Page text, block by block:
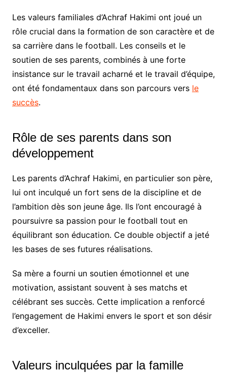
Les valeurs familiales d’Achraf Hakimi ont joué un
rôle crucial dans la formation de son caractère et de
sa carrière dans le football. Les conseils et le
soutien de ses parents, combinés à une forte
insistance sur le travail acharné et le travail d’équipe,
ont été fondamentaux dans son parcours vers le
succès.
Rôle de ses parents dans son
développement
Les parents d’Achraf Hakimi, en particulier son père,
lui ont inculqué un fort sens de la discipline et de
l’ambition dès son jeune âge. Ils l’ont encouragé à
poursuivre sa passion pour le football tout en
équilibrant son éducation. Ce double objectif a jeté
les bases de ses futures réalisations.
Sa mère a fourni un soutien émotionnel et une
motivation, assistant souvent à ses matchs et
célébrant ses succès. Cette implication a renforcé
l’engagement de Hakimi envers le sport et son désir
d’exceller.
Valeurs inculquées par la famille